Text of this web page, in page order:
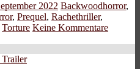
2022 Backwoodhorror,
, Prequel, Rachethriller,
Torture Keine Kommentare